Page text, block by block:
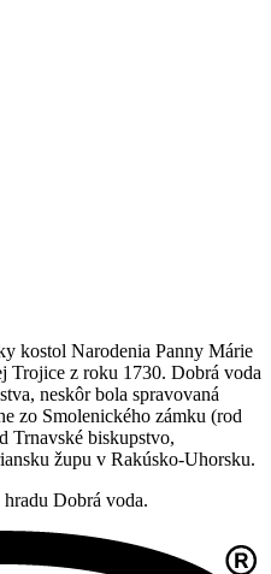
kostol Narodenia Panny Márie
Trojice z roku 1730. Dobrá voda
neskôr bola spravovaná
zo Smolenického zámku (rod
Trnavské biskupstvo,
župu v Rakúsko-Uhorsku.
hradu Dobrá voda.